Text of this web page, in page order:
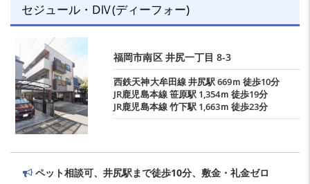
セジュール・DⅣ(ディーフォー)
福岡市南区 井尻一丁目 8-3
西鉄天神大牟田線井尻駅669ｍ 徒歩10分
JR鹿児島本線笹原駅1,354ｍ 徒歩19分
JR鹿児島本線竹下駅1,663ｍ 徒歩23分
ペット相談可、井尻駅まで徒歩10分、敷金・礼金ゼロ